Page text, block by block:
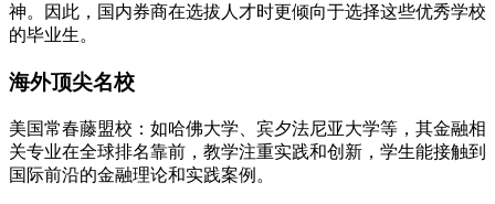
神。因此，国内券商在选拔人才时更倾向于选择这些优秀学校
的毕业生。
海外顶尖名校
美国常春藤盟校：如哈佛大学、宾夕法尼亚大学等，其金融相
关专业在全球排名靠前，教学注重实践和创新，学生能接触到
国际前沿的金融理论和实践案例。